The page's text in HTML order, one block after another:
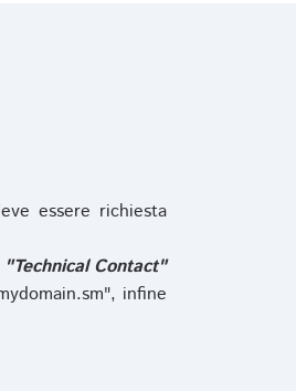
essere richiesta
"Technical Contact"
infine